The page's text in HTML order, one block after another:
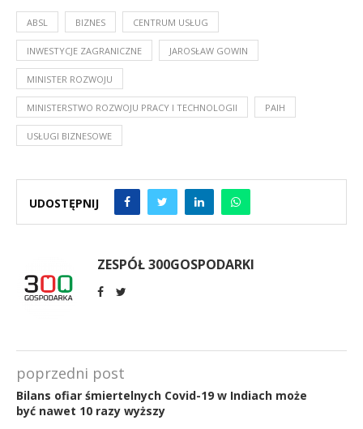
ABSL BIZNES CENTRUM USŁUG
INWESTYCJE ZAGRANICZNE JAROSŁAW GOWIN
MINISTER ROZWOJU
MINISTERSTWO ROZWOJU PRACY I TECHNOLOGII PAIH
USŁUGI BIZNESOWE
UDOSTĘPNIJ
ZESPÓŁ 300GOSPODARKI
poprzedni post
Bilans ofiar śmiertelnych Covid-19 w Indiach może
być nawet 10 razy wyższy